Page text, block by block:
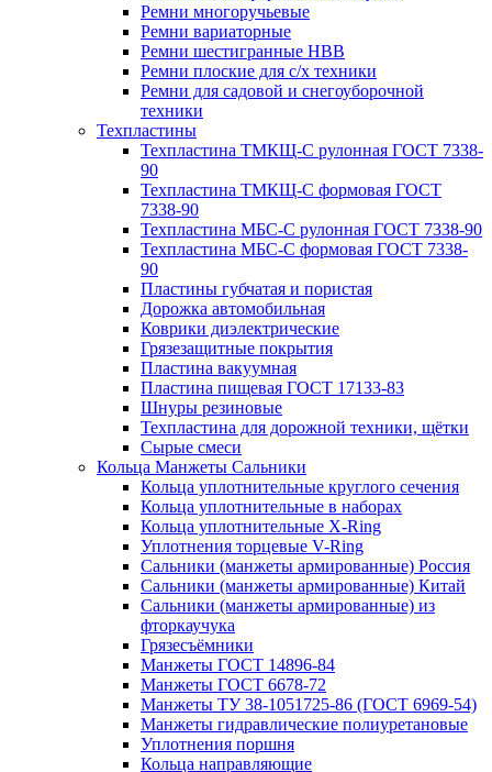
Ремни многоручьевые
Ремни вариаторные
Ремни шестигранные HBB
Ремни плоские для с/х техники
Ремни для садовой и снегоуборочной
техники
Техпластины
Техпластина ТМКЩ-С рулонная ГОСТ 7338-
90
Техпластина ТМКЩ-С формовая ГОСТ
7338-90
Техпластина МБС-С рулонная ГОСТ 7338-90
Техпластина МБС-С формовая ГОСТ 7338-
90
Пластины губчатая и пористая
Дорожка автомобильная
Коврики диэлектрические
Грязезащитные покрытия
Пластина вакуумная
Пластина пищевая ГОСТ 17133-83
Шнуры резиновые
Техпластина для дорожной техники, щётки
Сырые смеси
Кольца Манжеты Сальники
Кольца уплотнительные круглого сечения
Кольца уплотнительные в наборах
Кольца уплотнительные Х-Ring
Уплотнения торцевые V-Ring
Сальники (манжеты армированные) Россия
Сальники (манжеты армированные) Китай
Сальники (манжеты армированные) из
фторкаучука
Грязесъёмники
Манжеты ГОСТ 14896-84
Манжеты ГОСТ 6678-72
Манжеты ТУ 38-1051725-86 (ГОСТ 6969-54)
Манжеты гидравлические полиуретановые
Уплотнения поршня
Кольца направляющие